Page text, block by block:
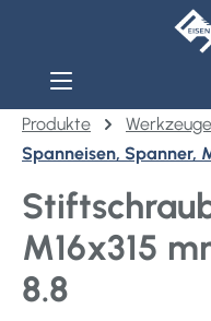
Zum Hauptinhalt
Produkte
Werkzeuge
Spanneisen, Spanner,
M16x315
8.8